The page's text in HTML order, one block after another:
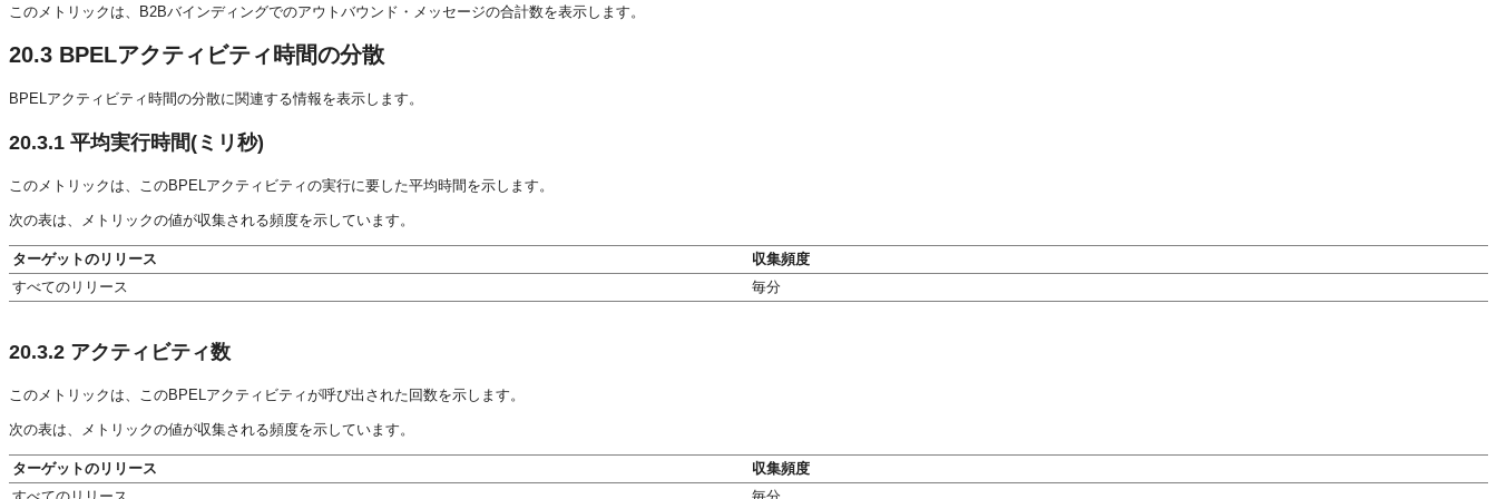
このメトリックは、B2Bバインディングでのアウトバウンド・メッセージの合計数を表示します。
20.3 BPELアクティビティ時間の分散
BPELアクティビティ時間の分散に関連する情報を表示します。
20.3.1 平均実行時間(ミリ秒)
このメトリックは、このBPELアクティビティの実行に要した平均時間を示します。
次の表は、メトリックの値が収集される頻度を示しています。
ターゲットのリリース
収集頻度
すべてのリリース
毎分
20.3.2 アクティビティ数
このメトリックは、このBPELアクティビティが呼び出された回数を示します。
次の表は、メトリックの値が収集される頻度を示しています。
ターゲットのリリース
収集頻度